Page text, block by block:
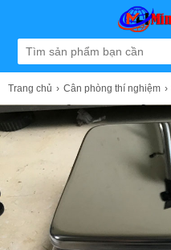
Trang chủ Cân phòng thí nghiệm